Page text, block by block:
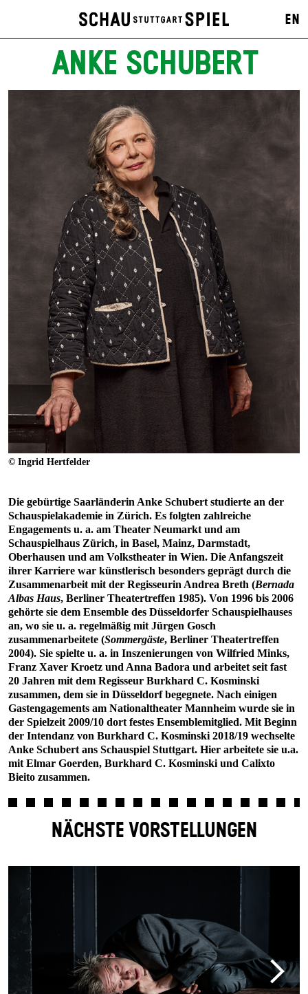
EN
ANKE SCHUBERT
© Ingrid Hertfelder
Die gebürtige Saarländerin Anke Schubert studierte an der
Schauspielakademie in Zürich. Es folgten zahlreiche
Engagements u. a. am Theater Neumarkt und am
Schauspielhaus Zürich, in Basel, Mainz, Darmstadt,
Oberhausen und am Volkstheater in Wien. Die Anfangszeit
ihrer Karriere war künstlerisch besonders geprägt durch die
Zusammenarbeit mit der Regisseurin Andrea Breth (Bernada
Albas Haus, Berliner Theatertreffen 1985). Von 1996 bis 2006
gehörte sie dem Ensemble des Düsseldorfer Schauspielhauses
an, wo sie u. a. regelmäßig mit Jürgen Gosch
zusammenarbeitete (Sommergäste, Berliner Theatertreffen
2004). Sie spielte u. a. in Inszenierungen von Wilfried Minks,
Franz Xaver Kroetz und Anna Badora und arbeitet seit fast
20 Jahren mit dem Regisseur Burkhard C. Kosminski
zusammen, dem sie in Düsseldorf begegnete. Nach einigen
Gastengagements am Nationaltheater Mannheim wurde sie in
der Spielzeit 2009/10 dort festes Ensemblemitglied. Mit Beginn
der Intendanz von Burkhard C. Kosminski 2018/19 wechselte
Anke Schubert ans Schauspiel Stuttgart. Hier arbeitete sie u.a.
mit Elmar Goerden, Burkhard C. Kosminski und Calixto
Bieito zusammen.
NÄCHSTE VORSTELLUNGEN